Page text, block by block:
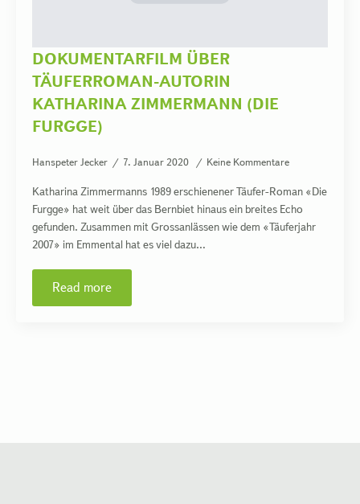
DOKUMENTARFILM ÜBER
TÄUFERROMAN-AUTORIN
KATHARINA ZIMMERMANN (DIE
FURGGE)
Hanspeter Jecker 7. Januar 2020 Keine Kommentare
Katharina Zimmermanns 1989 erschienener Täufer-Roman «Die
Furgge» hat weit über das Bernbiet hinaus ein breites Echo
gefunden. Zusammen mit Grossanlässen wie dem «Täuferjahr
2007» im Emmental hat es viel dazu…
Read more